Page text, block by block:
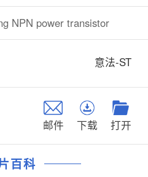
NPN power transistor
意法-ST
邮件 下载 打开
百科